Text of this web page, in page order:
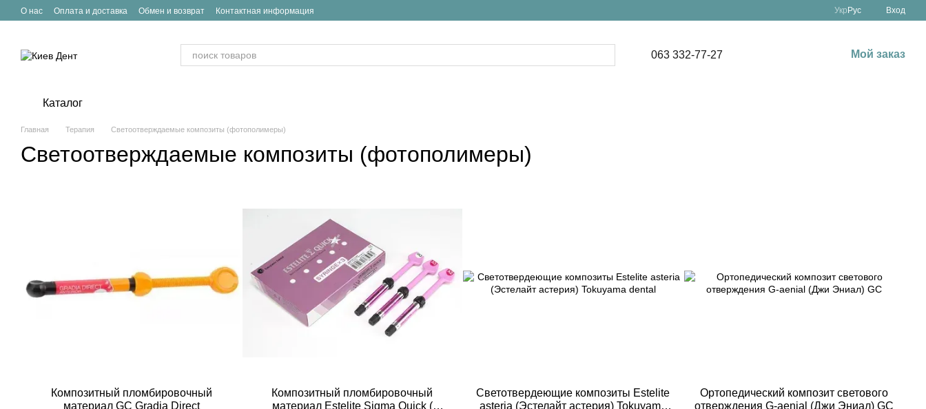
Перейти к основному контенту
О нас Оплата и доставка Обмен и возврат Контактная информация Укр Рус Вход
063 332-77-27 Мой заказ
Каталог
Главная Терапия Светоотверждаемые композиты (фотополимеры)
Светоотверждаемые композиты (фотополимеры)
Композитный пломбировочный
материал GC Gradia Direct
Композитный пломбировочный
материал Estelite Sigma Quick (
Светотвердеющие композиты Estelite
asteria (Эстелайт астерия) Tokuyama
Ортопедический композит светового
отверждения G-aenial (Джи Эниал) GC